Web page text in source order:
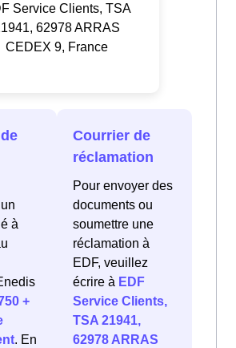
Service Clients, TSA
62978 ARRAS
CEDEX 9, France
à
+
. En
Courrier de
réclamation
Pour envoyer des
documents ou
soumettre une
réclamation à
EDF, veuillez
écrire à EDF
Service Clients,
TSA 21941,
62978 ARRAS